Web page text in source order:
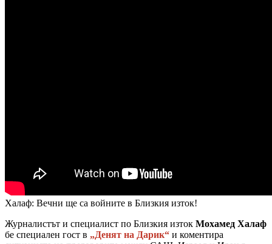
Халаф: Вечни ще са войните в Близкия изток!
Журналистът и специалист по Близкия изток Мохамед Халаф
бе специален гост в „Денят на Дарик“ и коментира